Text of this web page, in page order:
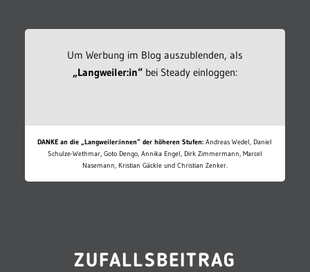
Um Werbung im Blog auszublenden, als
„Langweiler:in“bei Steady einloggen:
DANKE an die „Langweiler:innen“ der höheren Stufen: Andreas Wedel, Daniel
Schulze-Wethmar, Goto Dengo, Annika Engel, Dirk Zimmermann, Marcel
Nasemann, Kristian Gäckle und Christian Zenker.
ZUFALLSBEITRAG